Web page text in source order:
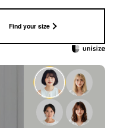
Find your size